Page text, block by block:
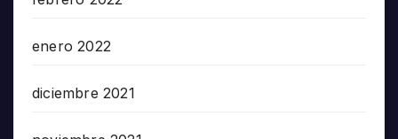
enero 2022
diciembre 2021